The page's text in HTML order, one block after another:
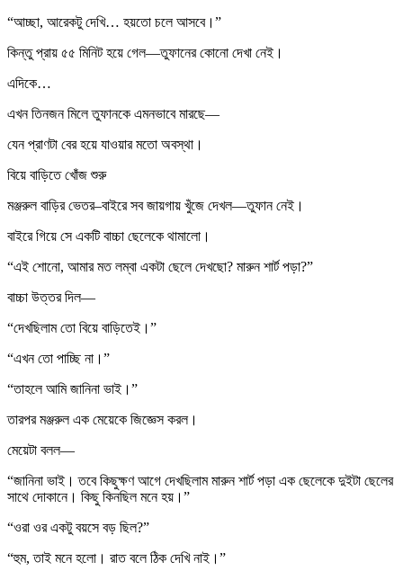
“আচ্ছা, আরেকটু দেখি… হয়তো চলে আসবে।”
কিন্তু প্রায় ৫৫ মিনিট হয়ে গেল—তুফানের কোনো দেখা নেই।
এদিকে…
এখন তিনজন মিলে তুফানকে এমনভাবে মারছে—
যেন প্রাণটা বের হয়ে যাওয়ার মতো অবস্থা।
বিয়ে বাড়িতে খোঁজ শুরু
মঞ্জরুল বাড়ির ভেতর–বাইরে সব জায়গায় খুঁজে দেখল—তুফান নেই।
বাইরে গিয়ে সে একটি বাচ্চা ছেলেকে থামালো।
“এই শোনো, আমার মত লম্বা একটা ছেলে দেখছো? মারুন শার্ট পড়া?”
বাচ্চা উত্তর দিল—
“দেখছিলাম তো বিয়ে বাড়িতেই।”
“এখন তো পাচ্ছি না।”
“তাহলে আমি জানিনা ভাই।”
তারপর মঞ্জরুল এক মেয়েকে জিজ্ঞেস করল।
মেয়েটা বলল—
“জানিনা ভাই। তবে কিছুক্ষণ আগে দেখছিলাম মারুন শার্ট পড়া এক ছেলেকে দুইটা ছেলের
সাথে দোকানে। কিছু কিনছিল মনে হয়।”
“ওরা ওর একটু বয়সে বড় ছিল?”
“হুম, তাই মনে হলো। রাত বলে ঠিক দেখি নাই।”